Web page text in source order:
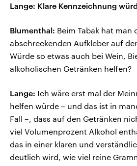
Lange: Klare Kennzeichnung
Blumenthal: Beim Tabak hat man
abschreckenden Aufkleber auf
Würde so etwas auch bei Wein,
alkoholischen Getränken helfen?
Lange: Ich wäre erst mal der
helfen würde – und das ist in
Fall –, dass auf den Getränken
viel Volumenprozent Alkohol
das in einer klaren und
deutlich wird, wie viel reine